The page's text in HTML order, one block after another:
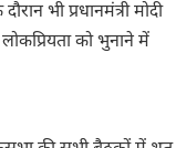
भी प्रधानमंत्री मोदी
को भुनाने में